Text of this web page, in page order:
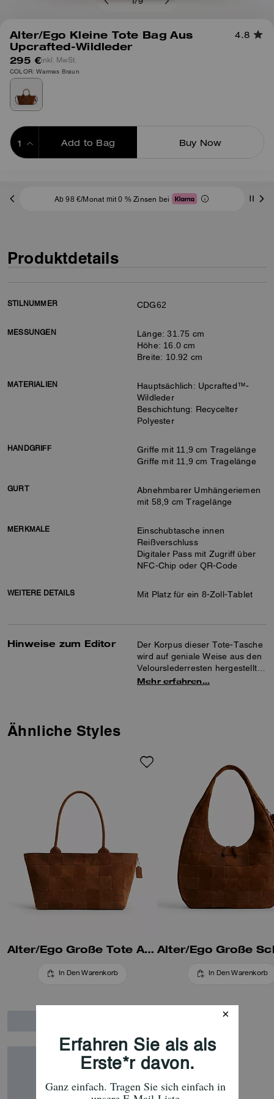
/9
Alter/Ego Kleine Tote Bag Aus
Upcrafted-Wildleder
4.8
295 €inkl. MwSt.
COLOR: Warmes Braun
Add to Bag Buy Now
Ab 98 €/Monat mit 0 % Zinsen bei
Produktdetails
STILNUMMER CDG62
MESSUNGEN
Länge: 31.75 cm
Höhe: 16.0 cm
Breite: 10.92 cm
MATERIALIEN
Hauptsächlich: Upcrafted™-
Wildleder
Beschichtung: Recycelter
Polyester
HANDGRIFF
Griffe mit 11,9 cm Tragelänge
Griffe mit 11,9 cm Tragelänge
GURT
Abnehmbarer Umhängeriemen
mit 58,9 cm Tragelänge
MERKMALE
Einschubtasche innen
Reißverschluss
Digitaler Pass mit Zugriff über
NFC-Chip oder QR-Code
WEITERE DETAILS Mit Platz für ein 8-Zoll-Tablet
Hinweise zum Editor
Der Korpus dieser Tote-Tasche
wird auf geniale Weise aus den
Velourslederresten hergestellt,
die nach dem Zuschnitt eines
und verfügt über einen
abnehmbaren Umhängeriemen,
für den Fall, dass Sie sie mal
anders tragen möchten. Jede
Tasche hat ein einzigartiges
Aussehen, keine gleicht der
anderen, und wird mit der Zeit
immer mehr einzigartigen
Charme entwickeln.
Mehr erfahren…
Ähnliche Styles
Alter/Ego Große Tote Aus Upcrafted-Veloursleder
In Den Warenkorb In Den Warenkorb